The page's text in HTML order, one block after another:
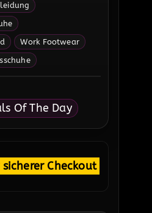
Work Footwear
Of The Day
Checkout